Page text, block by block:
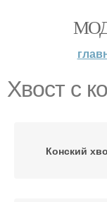
Хвост с
Конский